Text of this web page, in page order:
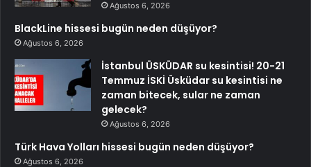
Ağustos 6, 2026
BlackLine hissesi bugün neden düşüyor?
Ağustos 6, 2026
İstanbul ÜSKÜDAR su kesintisi! 20-21
Temmuz İSKİ Üsküdar su kesintisi ne
zaman bitecek, sular ne zaman
gelecek?
Ağustos 6, 2026
Türk Hava Yolları hissesi bugün neden düşüyor?
Ağustos 6, 2026